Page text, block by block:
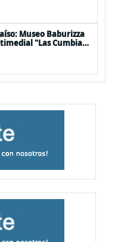
Museo Baburizza
"Las Cumbias
arriba"